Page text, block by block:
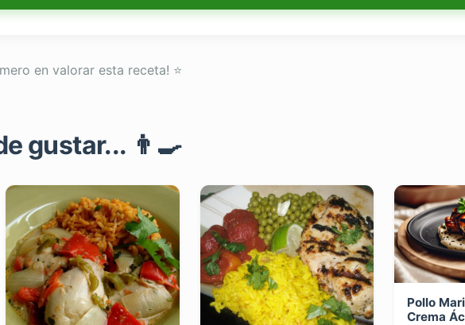
en valorar esta receta! ⭐
gustar... 👨‍🍳
Pollo
Crema